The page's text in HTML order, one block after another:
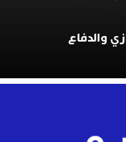
والدفاع